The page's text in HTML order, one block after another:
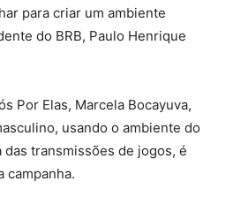
para criar um ambiente
do BRB, Paulo Henrique
Por Elas, Marcela Bocayuva,
usando o ambiente do
transmissões de jogos, é
campanha.